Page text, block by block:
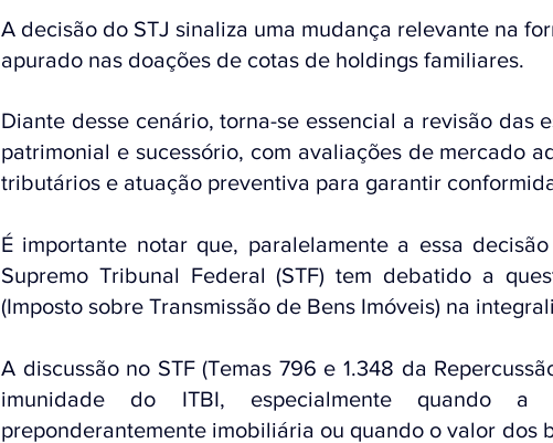
A decisão do STJ sinaliza uma mudança relevante na
apurado nas doações de cotas de holdings familiares.
Diante desse cenário, torna-se essencial a revisão das
patrimonial e sucessório, com avaliações de mercado
tributários e atuação preventiva para garantir
É importante notar que, paralelamente a essa
Supremo Tribunal Federal (STF) tem debatido a
(Imposto sobre Transmissão de Bens Imóveis) na
A discussão no STF (Temas 796 e 1.348 da
imunidade do ITBI, especialmente quando a
preponderantemente imobiliária ou quando o valor dos